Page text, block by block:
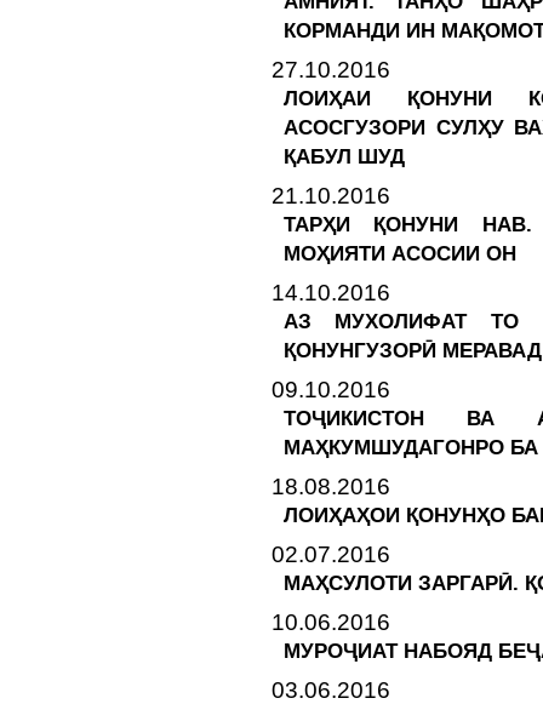
КОРМАНДИ ИН
27.10.2016
ЛОИҲАИ ҚОНУНИ
АСОСГУЗОРИ СУЛҲУ
ҚАБУЛ ШУД
21.10.2016
ТАРҲИ ҚОНУНИ
МОҲИЯТИ АСОСИИ ОН
14.10.2016
АЗ МУХОЛИФАТ ТО
ҚОНУНГУЗОРӢ МЕРАВАД
09.10.2016
ТОҶИКИСТОН ВА
МАҲКУМШУДАГОНРО
18.08.2016
ЛОИҲАҲОИ ҚОНУНҲО
02.07.2016
МАҲСУЛОТИ ЗАРГАРӢ.
10.06.2016
МУРОҶИАТ НАБОЯД
03.06.2016